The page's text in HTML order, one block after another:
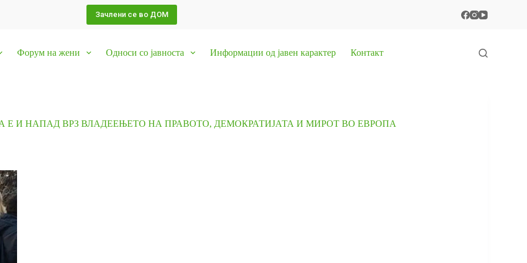
Зачлени се во ДОМ
Форум на жени Односи со јавноста Информации од јавен карактер Контакт
И НАПАД ВРЗ ВЛАДЕЕЊЕТО НА ПРАВОТО, ДЕМОКРАТИЈАТА И МИРОТ ВО ЕВРОПА